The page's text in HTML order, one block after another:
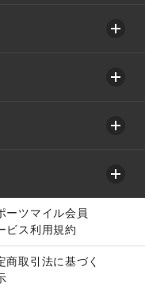
ーツマイル会員
ビス利用規約
商取引法に基づく